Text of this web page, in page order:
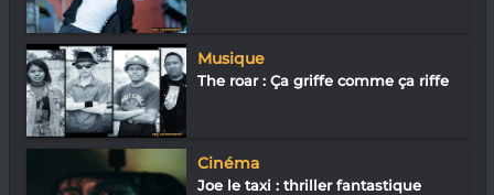
Musique
The roar : Ça griffe comme ça riffe
Cinéma
Joe le taxi : thriller fantastique